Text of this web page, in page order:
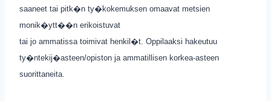
saaneet tai pitk�n ty�kokemuksen omaavat metsien
monik�ytt��n erikoistuvat
tai jo ammatissa toimivat henkil�t. Oppilaaksi hakeutuu
ty�ntekij�asteen/opiston ja ammatillisen korkea-asteen
suorittaneita.